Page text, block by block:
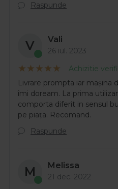
Raspunde
V Vali
26 iul. 2023
Achizitie
Livrare prompta iar mașina
îmi doream. La prima
comporta diferit in sensul
pe piața. Recomand.
Raspunde
M Melissa
21 dec. 2022